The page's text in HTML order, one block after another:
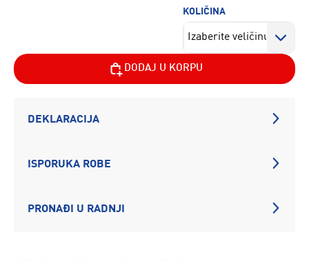
KOLIČINA
DODAJ U KORPU
DEKLARACIJA
ISPORUKA ROBE
PRONAĐI U RADNJI